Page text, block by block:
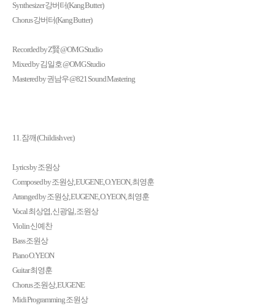
Synthesizer 강버터(Kang Butter)
Chorus 강버터(Kang Butter)
Recorded by Z賢 @OMG Studio
Mixed by 김일호 @OMG Studio
Mastered by 권남우 @821 Sound Mastering
11. 잠깨 (Childish ver.)
Lyrics by 조원상
Composed by 조원상, EUGENE, O.YEON, 최영훈
Arranged by 조원상, EUGENE, O.YEON, 최영훈
Vocal 최상엽, 신광일, 조원상
Violin 신예찬
Bass 조원상
Piano O.YEON
Guitar 최영훈
Chorus 조원상, EUGENE
Midi Programming 조원상